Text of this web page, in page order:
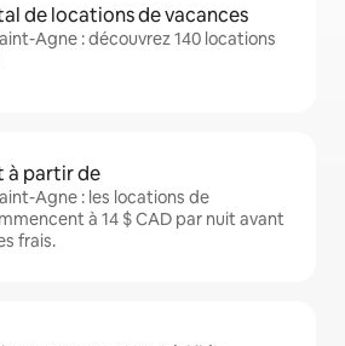
de locations de vacances
Agne : découvrez 140 locations
à partir de
Agne : les locations de
à 14 $ CAD par nuit avant
frais.